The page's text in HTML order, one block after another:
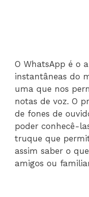
O WhatsApp é o
instantâneas do
uma que nos
notas de voz. O
de fones de
poder conhecê-
truque que
assim saber o
amigos ou